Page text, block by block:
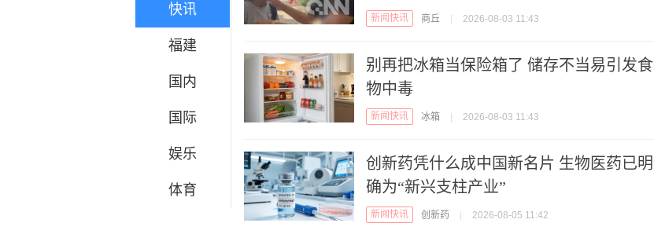
快讯
福建
国内
国际
娱乐
体育
新闻快讯 商丘 | 2026-08-03 11:43
别再把冰箱当保险箱了 储存不当易引发食
物中毒
新闻快讯 冰箱 | 2026-08-03 11:43
创新药凭什么成中国新名片 生物医药已明
确为“新兴支柱产业”
新闻快讯 创新药 | 2026-08-05 11:42